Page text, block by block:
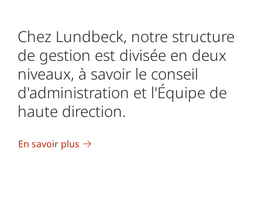
Chez Lundbeck, notre structure
de gestion est divisée en deux
niveaux, à savoir le conseil
d'administration et l'Équipe de
haute direction.
En savoir plus